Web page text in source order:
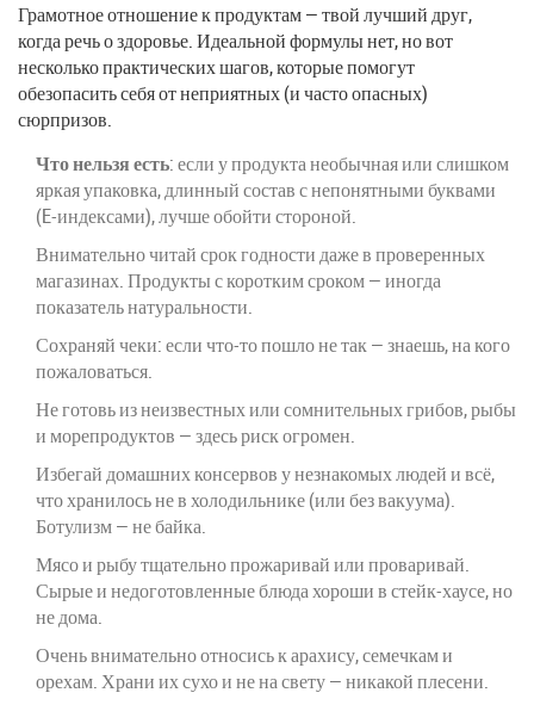
Грамотное отношение к продуктам — твой лучший друг,
когда речь о здоровье. Идеальной формулы нет, но вот
несколько практических шагов, которые помогут
обезопасить себя от неприятных (и часто опасных)
сюрпризов.
Что нельзя есть: если у продукта необычная или слишком
яркая упаковка, длинный состав с непонятными буквами
(E-индексами), лучше обойти стороной.
Внимательно читай срок годности даже в проверенных
магазинах. Продукты с коротким сроком — иногда
показатель натуральности.
Сохраняй чеки: если что-то пошло не так — знаешь, на кого
пожаловаться.
Не готовь из неизвестных или сомнительных грибов, рыбы
и морепродуктов — здесь риск огромен.
Избегай домашних консервов у незнакомых людей и всё,
что хранилось не в холодильнике (или без вакуума).
Ботулизм — не байка.
Мясо и рыбу тщательно прожаривай или проваривай.
Сырые и недоготовленные блюда хороши в стейк-хаусе, но
не дома.
Очень внимательно относись к арахису, семечкам и
орехам. Храни их сухо и не на свету — никакой плесени.